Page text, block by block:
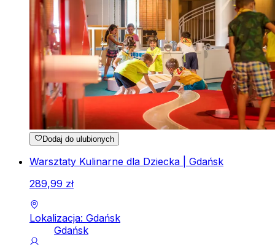
Dodaj do ulubionych
Warsztaty Kulinarne dla Dziecka | Gdańsk
289,99 zł
Lokalizacja: Gdańsk
Gdańsk